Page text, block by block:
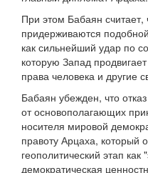
При этом Бабаян
придерживаются
как сильнейший удар по
которую Запад
права человека и другие
Бабаян убежден, что
от основополагающих
носителя мировой
правоту Арцаха, который
геополитический этап как
демократическая